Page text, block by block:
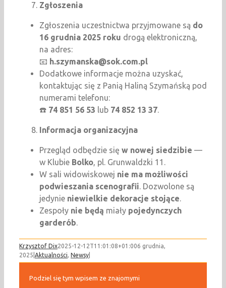
Zgłoszenia
Zgłoszenia uczestnictwa przyjmowane są do
16 grudnia 2025 roku drogą elektroniczną,
na adres:
📧 h.szymanska@sok.com.pl
Dodatkowe informacje można uzyskać,
kontaktując się z Panią Haliną Szymańską pod
numerami telefonu:
☎️ 74 851 56 53 lub 74 852 13 37.
Informacja organizacyjna
Przegląd odbędzie się w nowej siedzibie —
w Klubie Bolko, pl. Grunwaldzki 11.
W sali widowiskowej nie ma możliwości
podwieszania scenografii. Dozwolone są
jedynie niewielkie dekoracje stojące.
Zespoły nie będą miały pojedynczych
garderób.
Krzysztof Dix2025-12-12T11:01:08+01:006 grudnia,
2025 Aktualności, Newsy
Podziel się tym wpisem ze znajomymi